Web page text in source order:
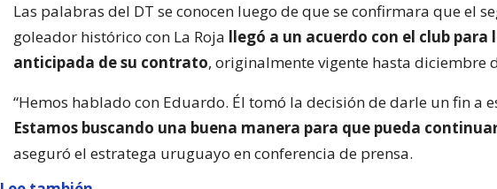
Las palabras del DT se conocen luego de que se confirmara que el
goleador histórico con La Roja llegó a un acuerdo con el club para
anticipada de su contrato, originalmente vigente hasta diciembre
“Hemos hablado con Eduardo. Él tomó la decisión de darle un fin a
Estamos buscando una buena manera para que pueda
aseguró el estratega uruguayo en conferencia de prensa.